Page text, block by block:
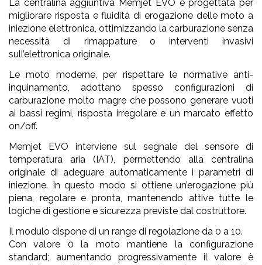
La centralina aggiuntiva Memjet EVO è progettata per
migliorare risposta e fluidità di erogazione delle moto a
iniezione elettronica, ottimizzando la carburazione senza
necessità di rimappature o interventi invasivi
sull’elettronica originale.
Le moto moderne, per rispettare le normative anti-
inquinamento, adottano spesso configurazioni di
carburazione molto magre che possono generare vuoti
ai bassi regimi, risposta irregolare e un marcato effetto
on/off.
Memjet EVO interviene sul segnale del sensore di
temperatura aria (IAT), permettendo alla centralina
originale di adeguare automaticamente i parametri di
iniezione. In questo modo si ottiene un’erogazione più
piena, regolare e pronta, mantenendo attive tutte le
logiche di gestione e sicurezza previste dal costruttore.
Il modulo dispone di un range di regolazione da 0 a 10.
Con valore 0 la moto mantiene la configurazione
standard; aumentando progressivamente il valore è